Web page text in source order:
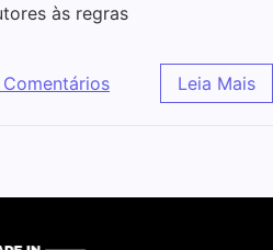
às regras
Leia Mais